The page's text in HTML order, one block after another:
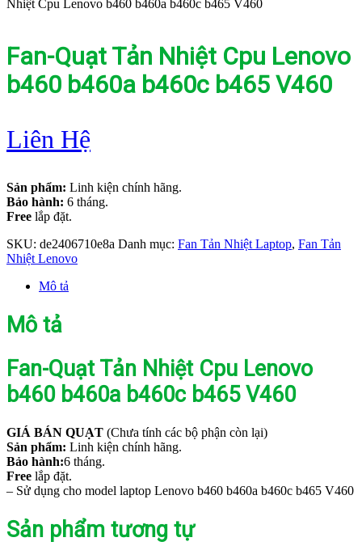
Nhiệt Cpu Lenovo b460 b460a b460c b465 V460
Fan-Quạt Tản Nhiệt Cpu Lenovo
b460 b460a b460c b465 V460
Liên Hệ
Sản phẩm: Linh kiện chính hãng.
Bảo hành: 6 tháng.
Free lắp đặt.
SKU: de2406710e8a Danh mục: Fan Tản Nhiệt Laptop, Fan Tản
Nhiệt Lenovo
Mô tả
Mô tả
Fan-Quạt Tản Nhiệt Cpu Lenovo
b460 b460a b460c b465 V460
GIÁ BÁN QUẠT (Chưa tính các bộ phận còn lại)
Sản phẩm: Linh kiện chính hãng.
Bảo hành:6 tháng.
Free lắp đặt.
– Sử dụng cho model laptop Lenovo b460 b460a b460c b465 V460
Sản phẩm tương tự